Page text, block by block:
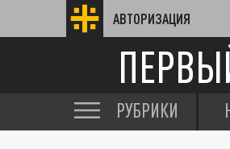
АВТОРИЗАЦИЯ
РУБРИКИ